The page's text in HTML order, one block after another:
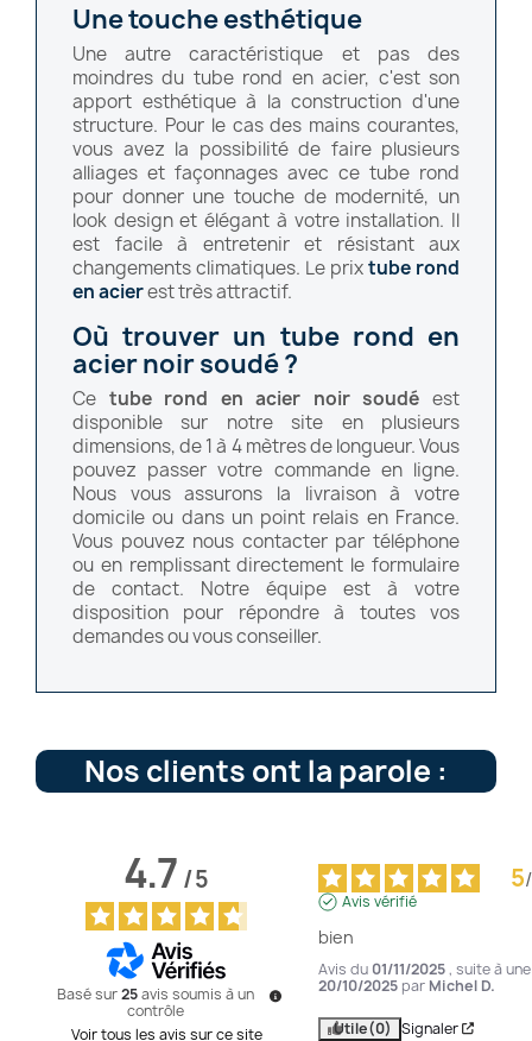
Une touche esthétique
Une autre caractéristique et pas des
moindres du tube rond en acier, c'est son
apport esthétique à la construction d'une
structure. Pour le cas des mains courantes,
vous avez la possibilité de faire plusieurs
alliages et façonnages avec ce tube rond
pour donner une touche de modernité, un
look design et élégant à votre installation. Il
est facile à entretenir et résistant aux
changements climatiques. Le prixtube rond
en acierest très attractif.
Où trouver un tube rond en
acier noir soudé ?
Ce tube rond en acier noir soudé est
disponible sur notre site en plusieurs
dimensions, de 1 à 4 mètres de longueur. Vous
pouvez passer votre commande en ligne.
Nous vous assurons la livraison à votre
domicile ou dans un point relais en France.
Vous pouvez nous contacter par téléphone
ou en remplissant directement le formulaire
de contact. Notre équipe est à votre
disposition pour répondre à toutes vos
demandes ou vous conseiller.
Nos clients ont la parole :
4.7/5
Basé sur25avis soumis à un
contrôle
Voir tous les avis sur ce site
5/
Avis vérifié
bien
Avis du 01/11/2025, suite à
20/10/2025 par Michel D.
Utile(0) Signaler